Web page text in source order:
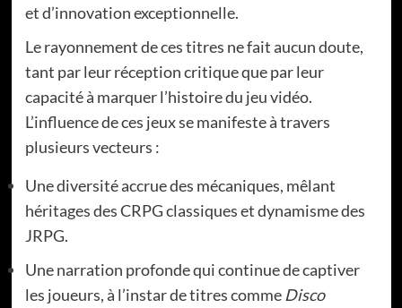
et d’innovation exceptionnelle.
Le rayonnement de ces titres ne fait aucun doute,
tant par leur réception critique que par leur
capacité à marquer l’histoire du jeu vidéo.
L’influence de ces jeux se manifeste à travers
plusieurs vecteurs :
Une diversité accrue des mécaniques, mêlant
héritages des CRPG classiques et dynamisme des
JRPG.
Une narration profonde qui continue de captiver
les joueurs, à l’instar de titres comme Disco